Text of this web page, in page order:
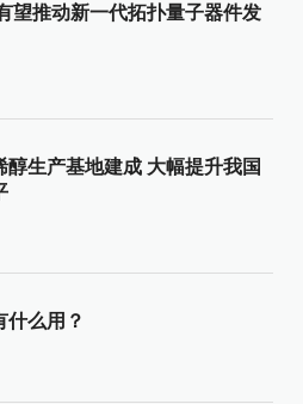
望推动新一代拓扑量子器件发
生产基地建成 大幅提升我国
什么用？